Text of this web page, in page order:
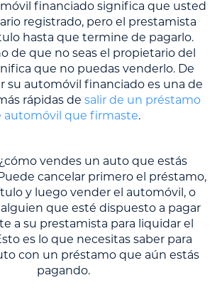
financiado significa que usted
registrado, pero el prestamista
hasta que termine de pagarlo.
de que no seas el propietario del
que no puedas venderlo. De
su automóvil financiado es una de
rápidas de salir de un préstamo
automóvil que firmaste.
vendes un auto que estás
cancelar primero el préstamo,
y luego vender el automóvil, o
que esté dispuesto a pagar
a su prestamista para liquidar el
es lo que necesitas saber para
con un préstamo que aún estás
pagando.